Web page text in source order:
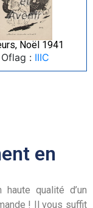
Noël 1941
Oflag : IIIC
en
qualité d’un
! Il vous suffit